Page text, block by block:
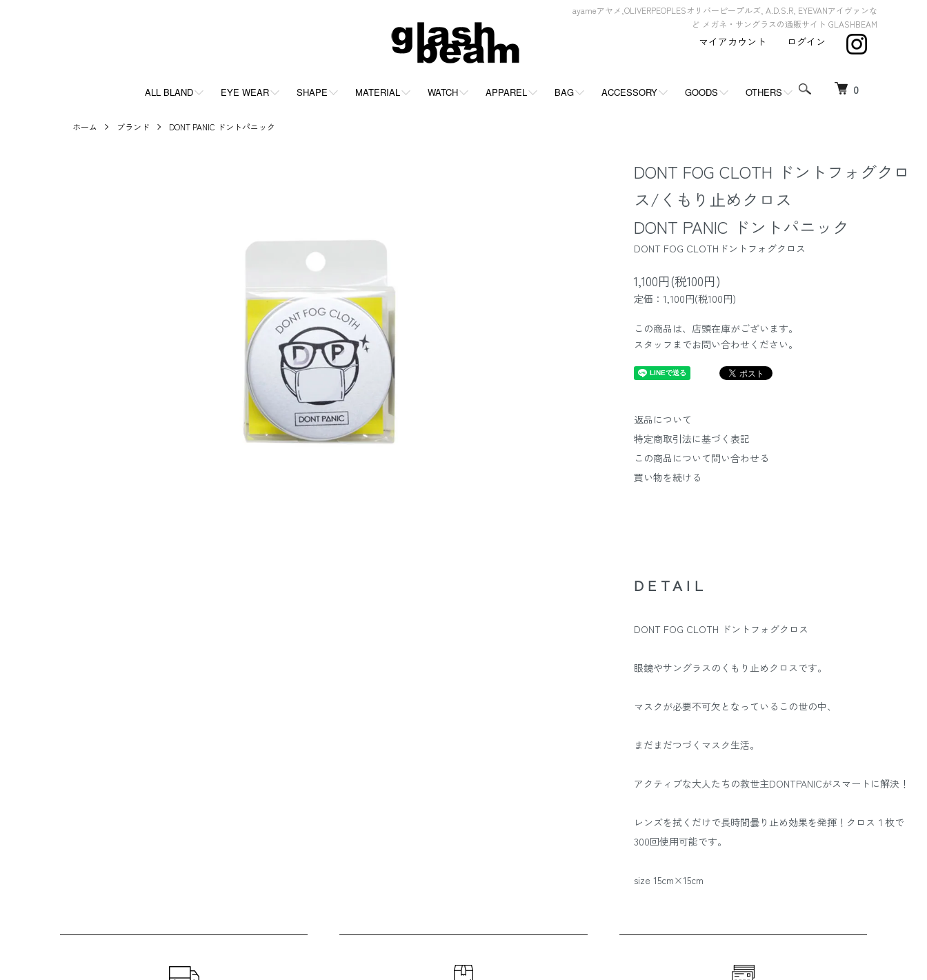
ayameアヤメ,OLIVERPEOPLESオリバーピープルズ, A.D.S.R, EYEVANアイヴァンな
ど メガネ・サングラスの通販サイト GLASHBEAM
0
ALL BLAND EYE WEAR SHAPE MATERIAL WATCH APPAREL BAG ACCESSORY GOODS OTHERS
マイアカウント ログイン
ホーム ブランド DONT PANIC ドントパニック
DONT FOG CLOTH ドントフォグクロ
ス/くもり止めクロス
DONT PANIC ドントパニック
DONT FOG CLOTHドントフォグクロス
1,100円(税100円)
定価：1,100円(税100円)
この商品は、店頭在庫がございます。
スタッフまでお問い合わせください。
返品について
特定商取引法に基づく表記
この商品について問い合わせる
買い物を続ける
DETAIL
DONT FOG CLOTH ドントフォグクロス
眼鏡やサングラスのくもり止めクロスです。
マスクが必要不可欠となっているこの世の中、
まだまだつづくマスク生活。
アクティブな大人たちの救世主DONTPANICがスマートに解決！
レンズを拭くだけで長時間曇り止め効果を発揮！クロス１枚で
300回使用可能です。
size 15cm×15cm